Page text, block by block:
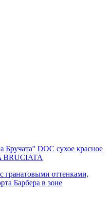
DOC сухое красное
BRUCIATA
гранатовыми оттенками,
Барбера в зоне